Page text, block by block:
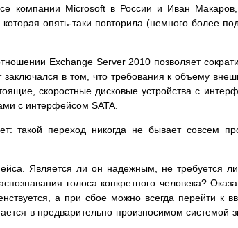
компании Microsoft в России и Иван
опять-таки повторила (немного более
Exchange Server 2010 позволяет
в том, что требования к объему
скоростные дисковые устройства с
с интерфейсом SATA.
такой переход никогда не бывает совсем
Является ли он надежным, не требуется
голоса конкретного человека?
а при сбое можно всегда перейти к
в предварительно произносимом системой